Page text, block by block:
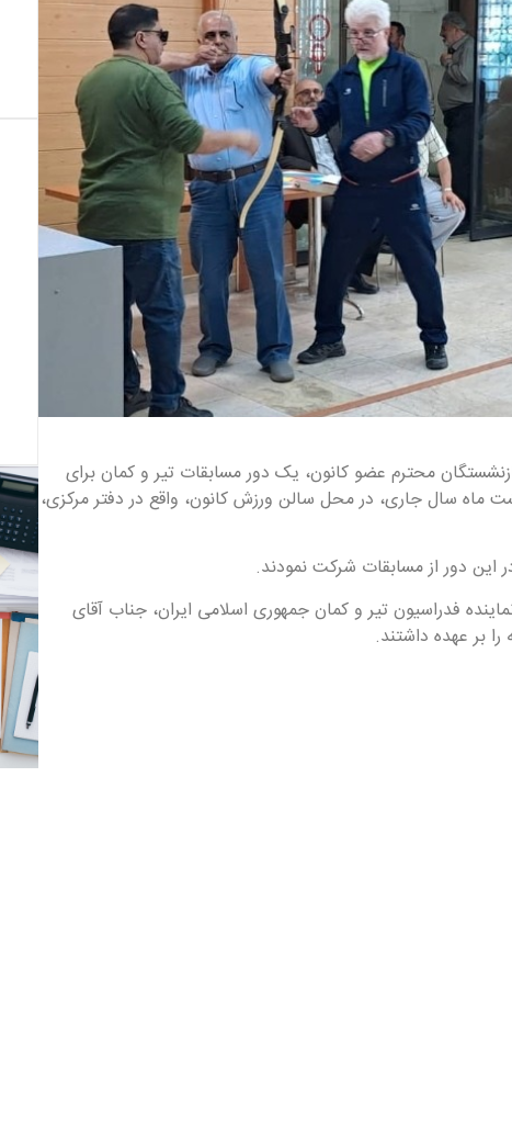
محترم عضو کانون، یک دور مسابقات تیر و کمان برای
در روز چهارشنبه مورخ ۶ اردیبهشت ماه سال جاری، در محل سالن ورزش کانون، واقع در دفتر مرکزی،
فدراسیون تیر و کمان جمهوری اسلامی ایران، جناب آقای
بر عهده داشتند.